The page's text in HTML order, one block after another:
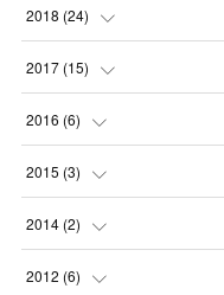
(4
(1
(
(8
(6
(
(
2018 (24)
(2
( )
(
(
2017 (15)
( )
( )
(
(
2016 (6)
( )
( )
2015 (3)
( )
( )
2014 (2)
( )
2012 (6)